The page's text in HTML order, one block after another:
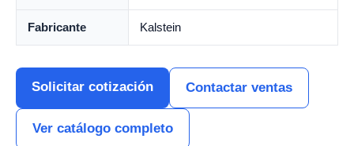
Fabricante Kalstein
Solicitar cotización Contactar ventas
Ver catálogo completo